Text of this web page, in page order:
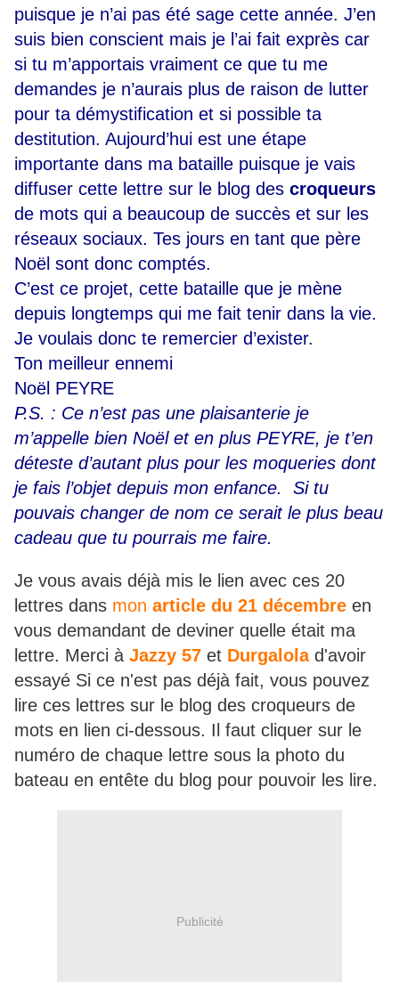
puisque je n’ai pas été sage cette année. J’en
suis bien conscient mais je l’ai fait exprès car
si tu m’apportais vraiment ce que tu me
demandes je n’aurais plus de raison de lutter
pour ta démystification et si possible ta
destitution. Aujourd’hui est une étape
importante dans ma bataille puisque je vais
diffuser cette lettre sur le blog des croqueurs
de mots qui a beaucoup de succès et sur les
réseaux sociaux. Tes jours en tant que père
Noël sont donc comptés.
C’est ce projet, cette bataille que je mène
depuis longtemps qui me fait tenir dans la vie.
Je voulais donc te remercier d’exister.
Ton meilleur ennemi
Noël PEYRE
P.S. : Ce n’est pas une plaisanterie je
m’appelle bien Noël et en plus PEYRE, je t’en
déteste d’autant plus pour les moqueries dont
je fais l’objet depuis mon enfance. Si tu
pouvais changer de nom ce serait le plus beau
cadeau que tu pourrais me faire.
Je vous avais déjà mis le lien avec ces 20
lettres dans mon article du 21 décembre en
vous demandant de deviner quelle était ma
lettre. Merci à Jazzy 57 et Durgalolad'avoir
essayé Si ce n'est pas déjà fait, vous pouvez
lire ces lettres sur le blog des croqueurs de
mots en lien ci-dessous. Il faut cliquer sur le
numéro de chaque lettre sous la photo du
bateau en entête du blog pour pouvoir les lire.
Publicité